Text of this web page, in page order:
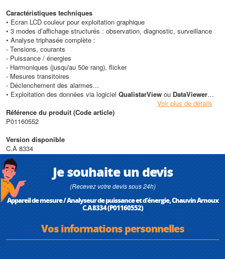
Caractéristiques techniques
• Ecran LCD couleur pour exploitation graphique
• 3 modes d’affichage structurés : observation, diagnostic, surveillance
• Analyse triphasée complète :
- Tensions, courants
- Puissance / énergies
- Harmoniques (jusqu'au 50e rang), flicker
- Mesures transitoires
- Déclenchement des alarmes...
• Exploitation des données via logiciel QualistarView ou DataViewer
• Mémoire de travail : 4Mo
• Enregistrement jusqu’à 12 écrans
Voir plus de détails
Référence du produit (Code article)
P01160552
Version disponible
C.A 8334
Je souhaite un devis
(Recevez votre devis sous 24h)
Appareil de mesure / Analyseur de puissance et d'énergie, Chauvin Arnoux
C.A 8334 (P01160552)
Vos informations personnelles